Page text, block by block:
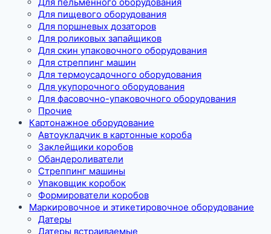
Для пельменного оборудования
Для пищевого оборудования
Для поршневых дозаторов
Для роликовых запайщиков
Для скин упаковочного оборудования
Для стреппинг машин
Для термоусадочного оборудования
Для укупорочного оборудования
Для фасовочно-упаковочного оборудования
Прочие
Картонажное оборудование
Автоукладчик в картонные короба
Заклейщики коробов
Обандероливатели
Стреппинг машины
Упаковщик коробок
Формирователи коробов
Маркировочное и этикетировочное оборудование
Датеры
Датеры встраиваемые